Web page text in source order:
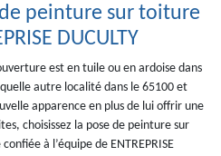
peinture sur toiture
DUCULTY
est en tuile ou en ardoise dans
autre localité dans le 65100 et
apparence en plus de lui offrir une
choisissez la pose de peinture sur
à l’équipe de ENTREPRISE